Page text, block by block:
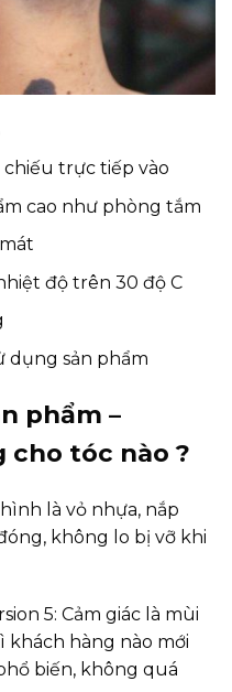
trực tiếp vào
cao như phòng tắm
độ trên 30 độ C
dụng sản phẩm
phẩm –
cho tóc nào ?
là vỏ nhựa, nắp
không lo bị vỡ khi
5: Cảm giác là mùi
khách hàng nào mới
biến, không quá